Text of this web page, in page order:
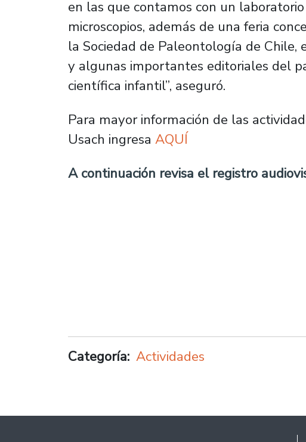
en las que contamos con un
microscopios, además de una feria
la Sociedad de Paleontología de
y algunas importantes editoriales del
científica infantil”, aseguró.
Para mayor información de las
Usach ingresa AQUÍ
A continuación revisa el registro
Categoría Actividades